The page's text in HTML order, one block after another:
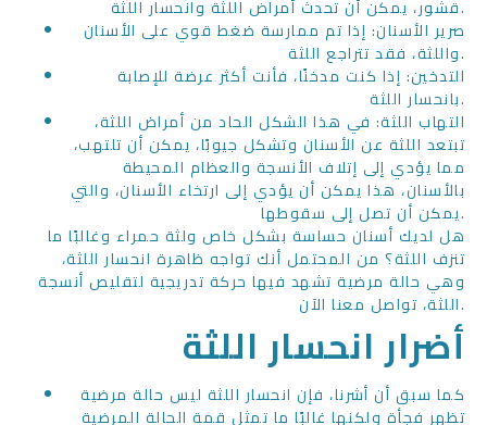
قشور، يمكن أن تحدث أمراض اللثة وانحسار اللثة.
صرير الأسنان: إذا تم ممارسة ضغط قوي على الأسنان
واللثة، فقد تتراجع اللثة.
التدخين: إذا كنت مدخنًا، فأنت أكثر عرضة للإصابة
بانحسار اللثة.
التهاب اللثة: في هذا الشكل الحاد من أمراض اللثة،
تبتعد اللثة عن الأسنان وتشكل جيوبًا، يمكن أن تلتهب،
مما يؤدي إلى إتلاف الأنسجة والعظام المحيطة
بالأسنان، هذا يمكن أن يؤدي إلى ارتخاء الأسنان، والتي
يمكن أن تصل إلى سقوطها.
هل لديك أسنان حساسة بشكل خاص ولثة حمراء وغالبًا ما
تنزف اللثة؟ من المحتمل أنك تواجه ظاهرة انحسار اللثة،
وهي حالة مرضية تشهد فيها حركة تدريجية لتقليص أنسجة
اللثة، تواصل معنا الآن.
أضرار انحسار اللثة
كما سبق أن أشرنا، فإن انحسار اللثة ليس حالة مرضية
تظهر فجأة ولكنها غالبًا ما تمثل قمة الحالة المرضية